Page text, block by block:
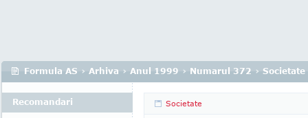
Formula AS › Arhiva › Anul 1999 › Numarul 372 › Societate
Societate
Recomandari